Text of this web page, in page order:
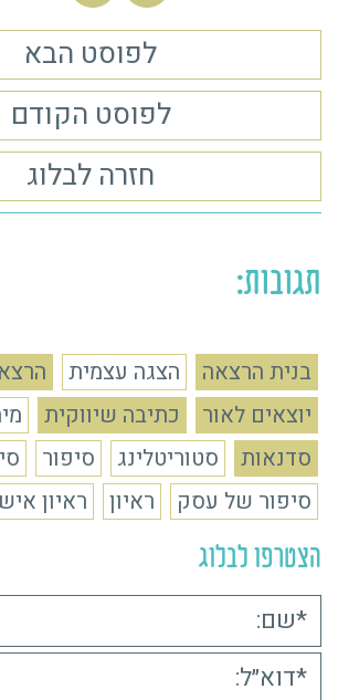
לפוסט הבא
לפוסט הקודם
חזרה לבלוג
תגובות:
בנית הרצאה הצגה עצמית
יוצאים לאור
כתיבה שיווקית
סדנאות
סטוריטלינג סיפור
סיפור של עסק
ראיון ראיון
הצטרפו לבלוג